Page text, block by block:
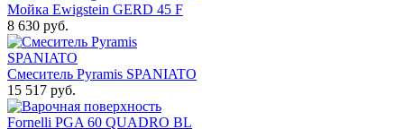
Мойка Ewigstein GERD 45 F
8 630 руб.
Смеситель Pyramis SPANIATO
15 517 руб.